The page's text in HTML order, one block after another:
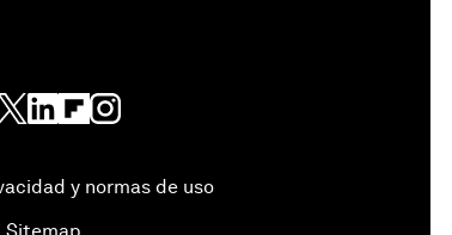
y normas de uso